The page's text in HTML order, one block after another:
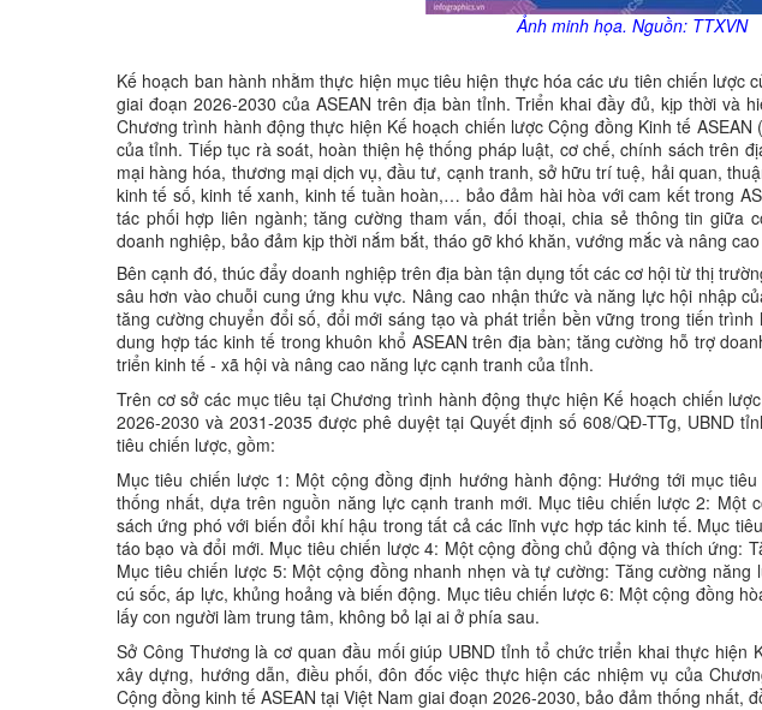
Ảnh minh họa. Nguồn: TTXVN
Kế hoạch ban hành nhằm thực hiện mục tiêu hiện thực hóa các ưu tiên chiến lược
giai đoạn 2026-2030 của ASEAN trên địa bàn tỉnh. Triển khai đầy đủ, kịp thời và
Chương trình hành động thực hiện Kế hoạch chiến lược Cộng đồng Kinh tế
của tỉnh. Tiếp tục rà soát, hoàn thiện hệ thống pháp luật, cơ chế, chính sách trên
mại hàng hóa, thương mại dịch vụ, đầu tư, cạnh tranh, sở hữu trí tuệ, hải quan,
kinh tế số, kinh tế xanh, kinh tế tuần hoàn,… bảo đảm hài hòa với cam kết trong
tác phối hợp liên ngành; tăng cường tham vấn, đối thoại, chia sẻ thông tin giữa
doanh nghiệp, bảo đảm kịp thời nắm bắt, tháo gỡ khó khăn, vướng mắc và nâng
Bên cạnh đó, thúc đẩy doanh nghiệp trên địa bàn tận dụng tốt các cơ hội từ thị
sâu hơn vào chuỗi cung ứng khu vực. Nâng cao nhận thức và năng lực hội nhập
tăng cường chuyển đổi số, đổi mới sáng tạo và phát triển bền vững trong tiến
dung hợp tác kinh tế trong khuôn khổ ASEAN trên địa bàn; tăng cường hỗ trợ
triển kinh tế - xã hội và nâng cao năng lực cạnh tranh của tỉnh.
Trên cơ sở các mục tiêu tại Chương trình hành động thực hiện Kế hoạch chiến
2026-2030 và 2031-2035 được phê duyệt tại Quyết định số 608/QĐ-TTg, UBND
tiêu chiến lược, gồm:
Mục tiêu chiến lược 1: Một cộng đồng định hướng hành động: Hướng tới mục
thống nhất, dựa trên nguồn năng lực cạnh tranh mới. Mục tiêu chiến lược 2: Một
sách ứng phó với biến đổi khí hậu trong tất cả các lĩnh vực hợp tác kinh tế. Mục
táo bạo và đổi mới. Mục tiêu chiến lược 4: Một cộng đồng chủ động và thích ứng:
Mục tiêu chiến lược 5: Một cộng đồng nhanh nhẹn và tự cường: Tăng cường
cú sốc, áp lực, khủng hoảng và biến động. Mục tiêu chiến lược 6: Một cộng đồng
lấy con người làm trung tâm, không bỏ lại ai ở phía sau.
Sở Công Thương là cơ quan đầu mối giúp UBND tỉnh tổ chức triển khai thực
xây dựng, hướng dẫn, điều phối, đôn đốc việc thực hiện các nhiệm vụ của
Cộng đồng kinh tế ASEAN tại Việt Nam giai đoạn 2026-2030, bảo đảm thống nhất,